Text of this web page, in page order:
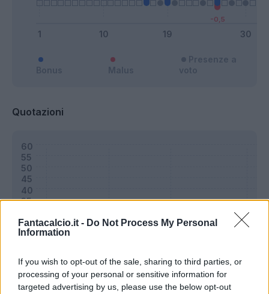
Fantacalcio.it - Do Not Process My Personal
Information
If you wish to opt-out of the sale, sharing to third parties, or
processing of your personal or sensitive information for
targeted advertising by us, please use the below opt-out
Quotazioni